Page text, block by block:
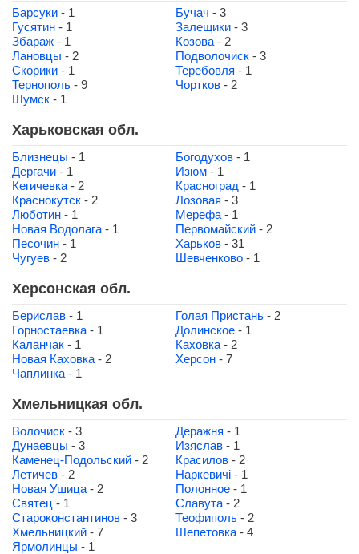
Барсуки - 1 Бучач - 3
Гусятин - 1 Залещики - 3
Збараж - 1 Козова - 2
Лановцы - 2 Подволочиск - 3
Скорики - 1 Теребовля - 1
Тернополь - 9 Чортков - 2
Шумск - 1
Харьковская обл.
Близнецы - 1 Богодухов - 1
Дергачи - 1 Изюм - 1
Кегичевка - 2 Красноград - 1
Краснокутск - 2 Лозовая - 3
Люботин - 1 Мерефа - 1
Новая Водолага - 1 Первомайский - 2
Песочин - 1 Харьков - 31
Чугуев - 2 Шевченково - 1
Херсонская обл.
Берислав - 1 Голая Пристань - 2
Горностаевка - 1 Долинское - 1
Каланчак - 1 Каховка - 2
Новая Каховка - 2 Херсон - 7
Чаплинка - 1
Хмельницкая обл.
Волочиск - 3 Деражня - 1
Дунаевцы - 3 Изяслав - 1
Каменец-Подольский - 2 Красилов - 2
Летичев - 2 Наркевичі - 1
Новая Ушица - 2 Полонное - 1
Святец - 1 Славута - 2
Староконстантинов - 3 Теофиполь - 2
Хмельницкий - 7 Шепетовка - 4
Ярмолинцы - 1